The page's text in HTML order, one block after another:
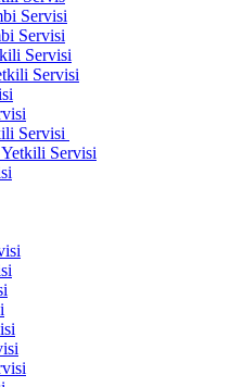
Servisi
Servisi
Servisi
Servisi
Servisi
Servisi